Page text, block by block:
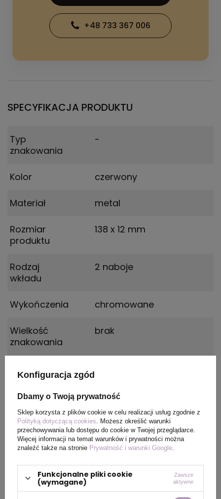
+48 733 367 006
SPECYFIKACJA PRODUKTU
Typ
znakowania
-
Kolor czerwony
Materiał metal
Rozmiar
produktu
138 x 12 mm
Rodzaj
wkładu
2 naboje
Wykończenia chromowane
Wielkość
znakowania
brak
Grupa
znakowania
Kolor tuszu czarny
Konfiguracja zgód
Dbamy o Twoją prywatność
Sklep korzysta z plików cookie w celu realizacji usług zgodnie z
Polityką dotyczącą cookies . Możesz określić warunki
przechowywania lub dostępu do cookie w Twojej przeglądarce.
Więcej informacji na temat warunków i prywatności można
znaleźć także na stronie Prywatność i warunki Google
Funkcjonalne pliki cookie
(wymagane)
Zawsze
aktywne